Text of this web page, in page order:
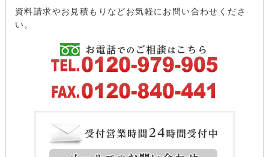
資料請求やお見積もりなどお気軽にお問い合わせくださ
い。